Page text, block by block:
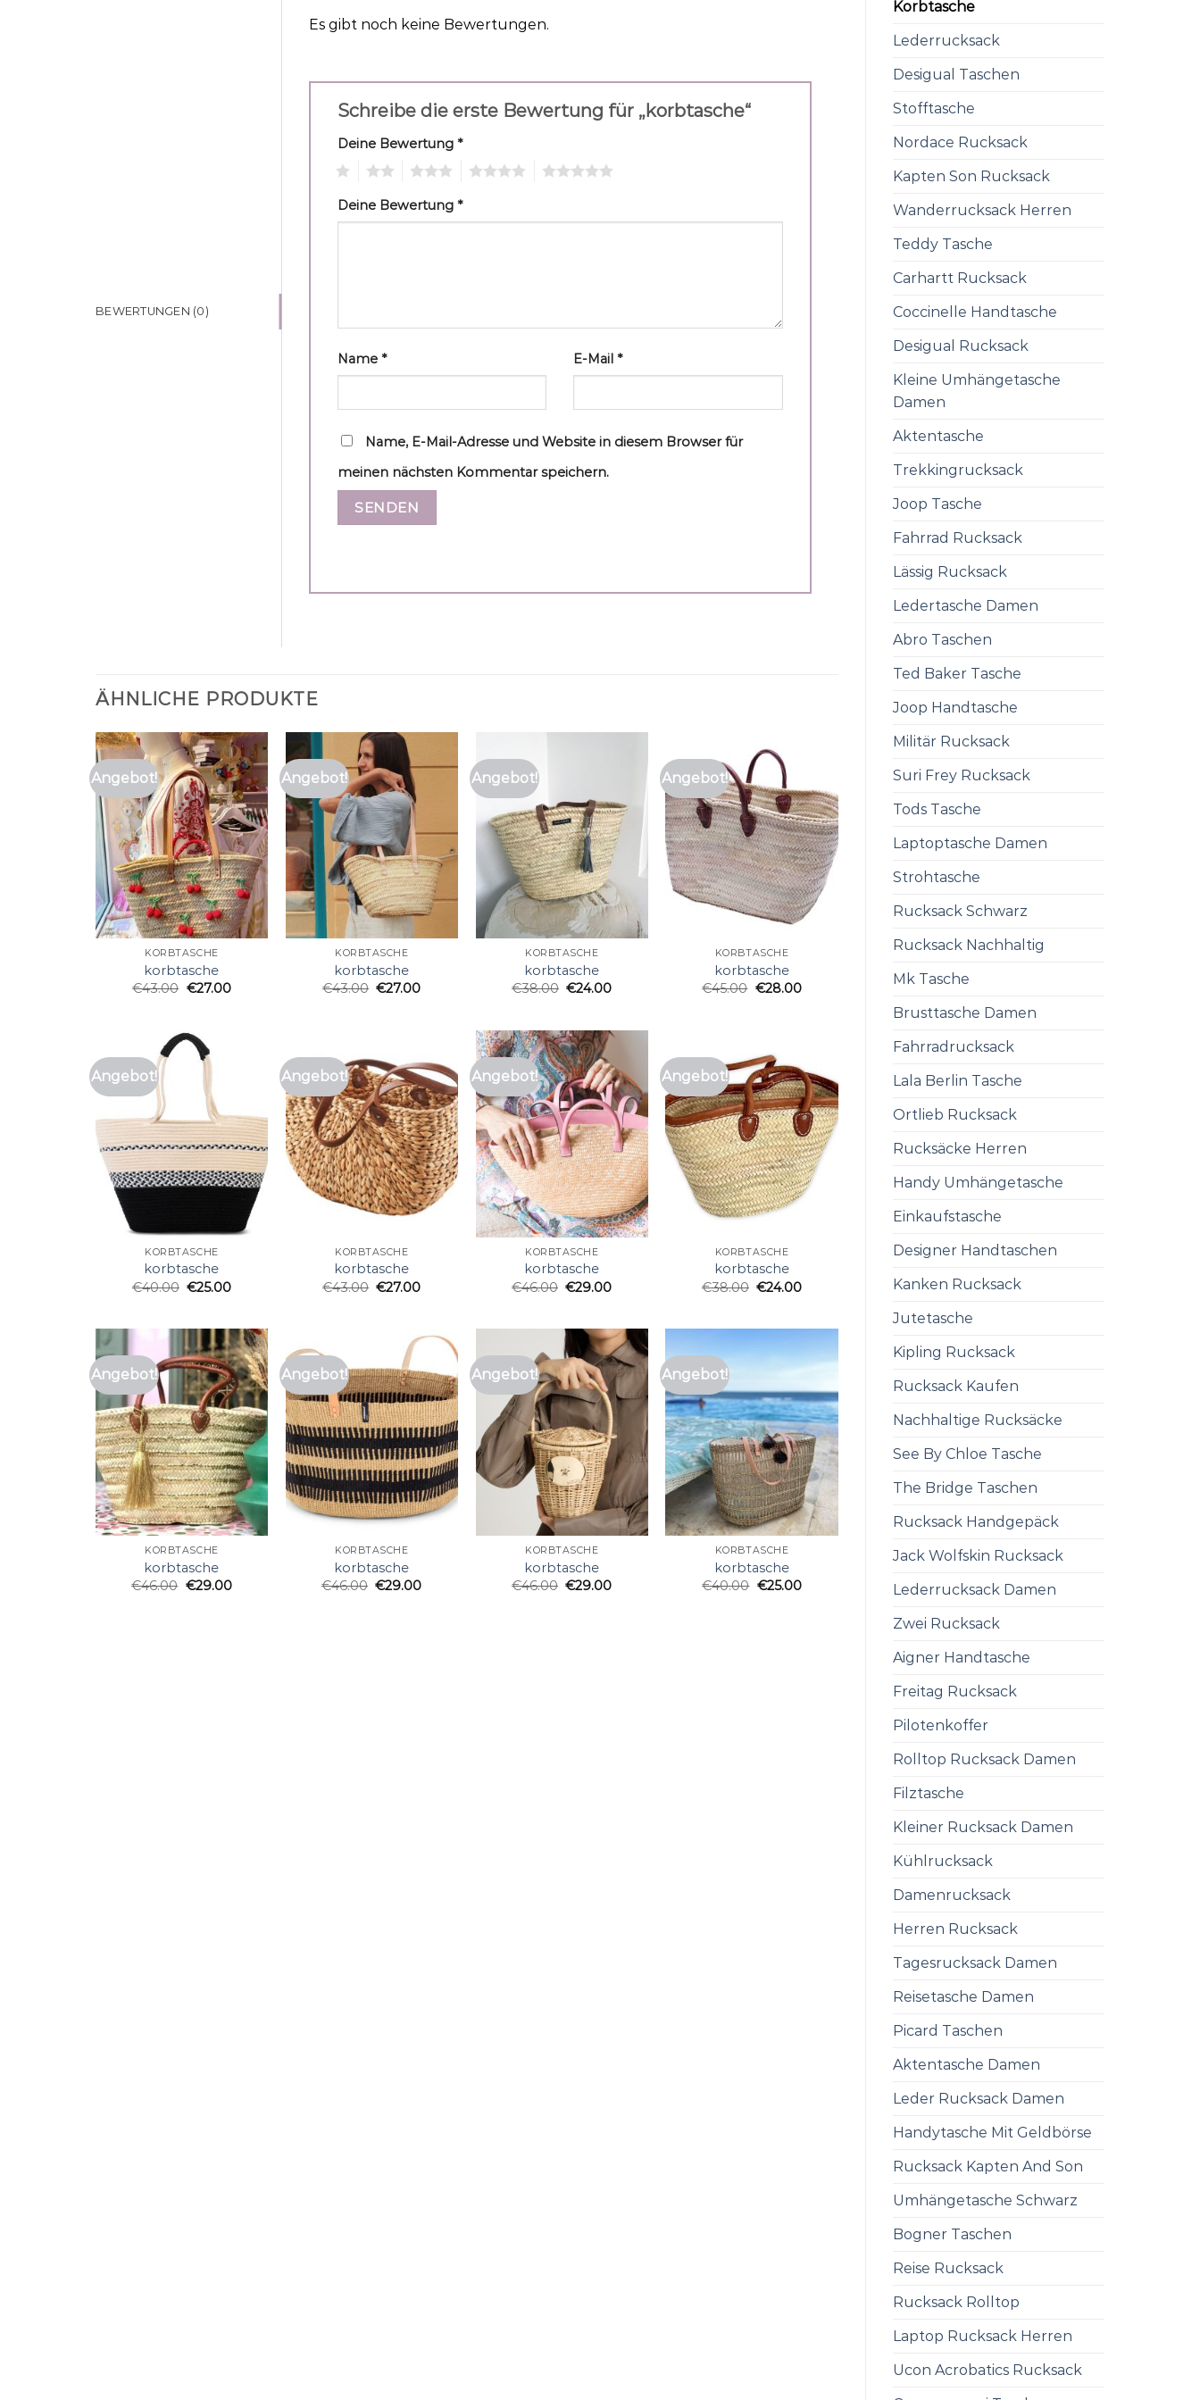
Korbtasche
Lederrucksack
Desigual Taschen
Stofftasche
Nordace Rucksack
Kapten Son Rucksack
Wanderrucksack Herren
Teddy Tasche
Carhartt Rucksack
Coccinelle Handtasche
Desigual Rucksack
Kleine Umhängetasche
Damen
Aktentasche
Trekkingrucksack
Joop Tasche
Fahrrad Rucksack
Lässig Rucksack
Ledertasche Damen
Abro Taschen
Ted Baker Tasche
Joop Handtasche
Militär Rucksack
Suri Frey Rucksack
Tods Tasche
Laptoptasche Damen
Strohtasche
Rucksack Schwarz
Rucksack Nachhaltig
Mk Tasche
Brusttasche Damen
Fahrradrucksack
Lala Berlin Tasche
Ortlieb Rucksack
Rucksäcke Herren
Handy Umhängetasche
Einkaufstasche
Designer Handtaschen
Kanken Rucksack
Jutetasche
Kipling Rucksack
Rucksack Kaufen
Nachhaltige Rucksäcke
See By Chloe Tasche
The Bridge Taschen
Rucksack Handgepäck
Jack Wolfskin Rucksack
Lederrucksack Damen
Zwei Rucksack
Aigner Handtasche
Freitag Rucksack
Pilotenkoffer
Rolltop Rucksack Damen
Filztasche
Kleiner Rucksack Damen
Kühlrucksack
Damenrucksack
Herren Rucksack
Tagesrucksack Damen
Reisetasche Damen
Picard Taschen
Aktentasche Damen
Leder Rucksack Damen
Handytasche Mit Geldbörse
Rucksack Kapten And Son
Umhängetasche Schwarz
Bogner Taschen
Reise Rucksack
Rucksack Rolltop
Laptop Rucksack Herren
Ucon Acrobatics Rucksack
BEWERTUNGEN (0)
Es gibt noch keine Bewertungen.
Schreibe die erste Bewertung für „korbtasche“
Deine Bewertung *
Deine Bewertung *
Name * E-Mail*
Name, E-Mail-Adresse und Website in diesem Browser für
meinen nächsten Kommentar speichern.
ÄHNLICHE PRODUKTE
Angebot!
KORBTASCHE
korbtasche
€43.00 €27.00
Angebot!
KORBTASCHE
korbtasche
€43.00 €27.00
Angebot!
KORBTASCHE
korbtasche
€38.00 €24.00
Angebot!
KORBTASCHE
korbtasche
€45.00 €28.00
Angebot!
KORBTASCHE
korbtasche
€40.00 €25.00
Angebot!
KORBTASCHE
korbtasche
€43.00 €27.00
Angebot!
KORBTASCHE
korbtasche
€46.00 €29.00
Angebot!
KORBTASCHE
korbtasche
€38.00 €24.00
Angebot!
KORBTASCHE
korbtasche
€46.00 €29.00
Angebot!
KORBTASCHE
korbtasche
€46.00 €29.00
Angebot!
KORBTASCHE
korbtasche
€46.00 €29.00
Angebot!
KORBTASCHE
korbtasche
€40.00 €25.00